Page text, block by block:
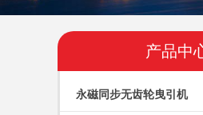
产品中
永磁同步无齿轮曳引机